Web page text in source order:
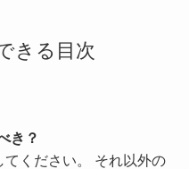
きる目次
き？
ください。 それ以外の